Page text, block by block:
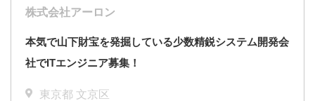
株式会社アーロン
本気で山下財宝を発掘している少数精鋭システム開発会
社でITエンジニア募集！
東京都 文京区